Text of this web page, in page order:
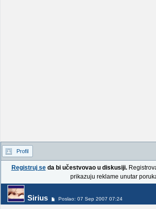
Profil
Registruj seda bi učestvovao u diskusiji.
prikazuju reklame unutar
Sirius Poslao: 07 Sep 2007 07:24